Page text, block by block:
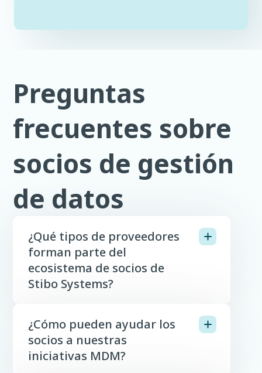
Preguntas
frecuentes sobre
socios de gestión
de datos
¿Qué tipos de proveedores
forman parte del
ecosistema de socios de
Stibo Systems?
¿Cómo pueden ayudar los
socios a nuestras
iniciativas MDM?